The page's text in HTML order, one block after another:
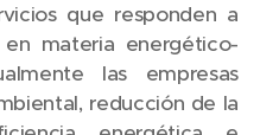
que responden a
materia energético-
las empresas
reducción de la